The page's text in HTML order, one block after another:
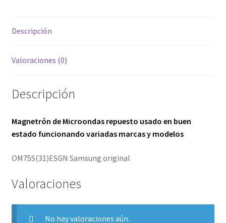
Descripción
Valoraciones (0)
Descripción
Magnetrón de Microondas repuesto usado en buen
estado funcionando variadas marcas y modelos
OM75S(31)ESGN Samsung original
Valoraciones
No hay valoraciones aún.